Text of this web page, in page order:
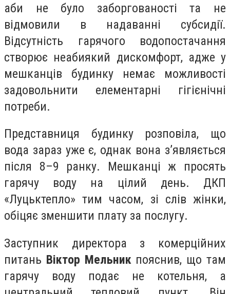
аби не було заборгованості та не
відмовили в надаванні субсидії.
Відсутність гарячого водопостачання
створює неабиякий дискомфорт, адже у
мешканців будинку немає можливості
задовольнити елементарні гігієнічні
потреби.
Представниця будинку розповіла, що
вода зараз уже є, однак вона з’являється
після 8–9 ранку. Мешканці ж просять
гарячу воду на цілий день. ДКП
«Луцьктепло» тим часом, зі слів жінки,
обіцяє зменшити плату за послугу.
Заступник директора з комерційних
питань Віктор Мельник пояснив, що там
гарячу воду подає не котельня, а